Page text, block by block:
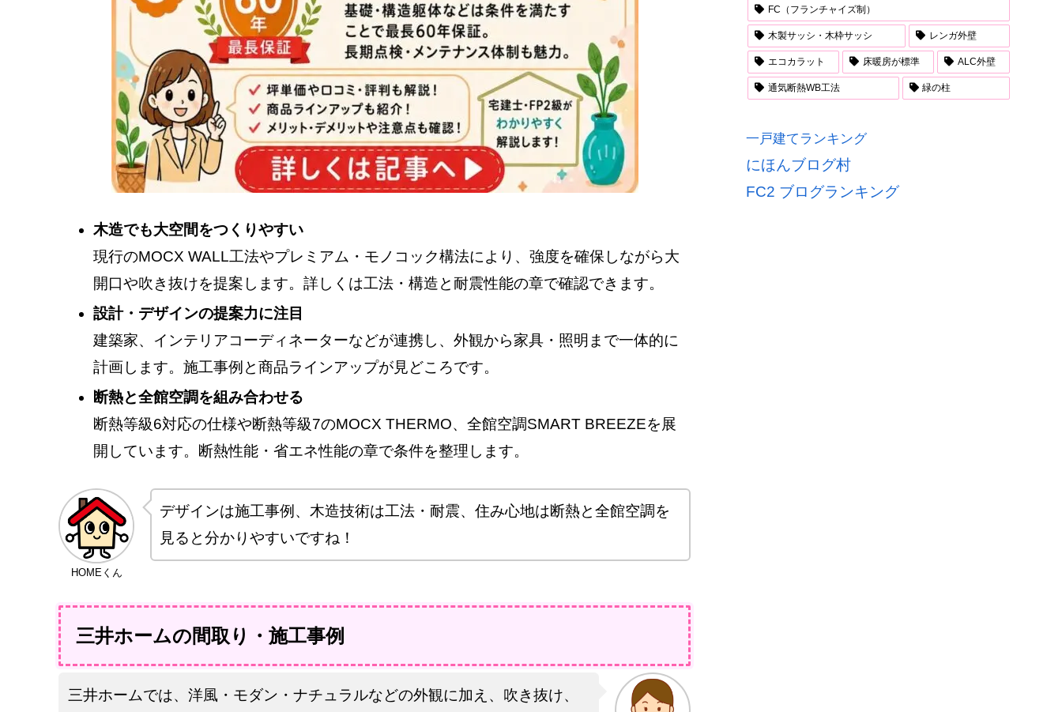
木造でも大空間をつくりやすい
現行のMOCX WALL工法やプレミアム・モノコック構法により、強度を確保しながら大
開口や吹き抜けを提案します。詳しくは工法・構造と耐震性能の章で確認できます。
設計・デザインの提案力に注目
建築家、インテリアコーディネーターなどが連携し、外観から家具・照明まで一体的に
計画します。施工事例と商品ラインアップが見どころです。
断熱と全館空調を組み合わせる
断熱等級6対応の仕様や断熱等級7のMOCX THERMO、全館空調SMART BREEZEを展
開しています。断熱性能・省エネ性能の章で条件を整理します。
HOMEくん
デザインは施工事例、木造技術は工法・耐震、住み心地は断熱と全館空調を
見ると分かりやすいですね！
三井ホームの間取り・施工事例
三井ホームでは、洋風・モダン・ナチュラルなどの外観に加え、吹き抜け、
FC（フランチャイズ制）
木製サッシ・木枠サッシ レンガ外壁
エコカラット 床暖房が標準 ALC外壁
通気断熱WB工法 緑の柱
一戸建てランキング
にほんブログ村
FC2 ブログランキング